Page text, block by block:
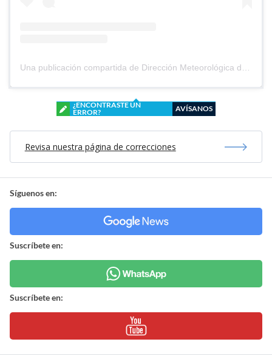
Una publicación compartida de Dirección Meteorológica de Chile (@meteochile)
¿ENCONTRASTE UN
ERROR?
AVÍSANOS
Revisa nuestra página de correcciones
Síguenos en:
Suscríbete en:
Suscríbete en: